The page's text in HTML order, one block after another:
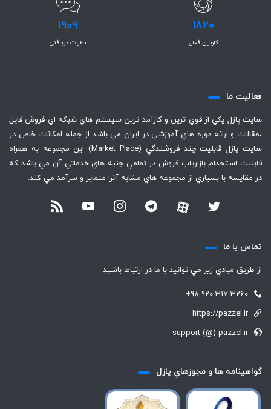
1820
کاربران فعال
1909
نظرات دریافتی
فعاليت ما
سايت پازل يكي از قوي ترين و كارآمد ترين سيستم هاي شبكه اي فروش فايل
،‌مقالات و ارائه دوره هاي آموزشي در ايران مي باشد از جمله امكانات خاص در
سايت پازل قابليت چند فروشندگي (Market Place) اين مجموعه به همراه
قابليت استخدام بازارياب فروش در تمامي جنبه هاي خدماتي آن مي باشد كه
در مقايسه با بسياري از مجموعه هاي مشابه آنرا متمايز و سرآمد مي كند.
تماس با ما
از طريق مبادي زير مي توانيد با ما در ارتباط باشيد
+98-920-317-3260
https://pazzel.ir
support (@) pazzel.ir
گواهينامه ها و مجوزهاي پازل